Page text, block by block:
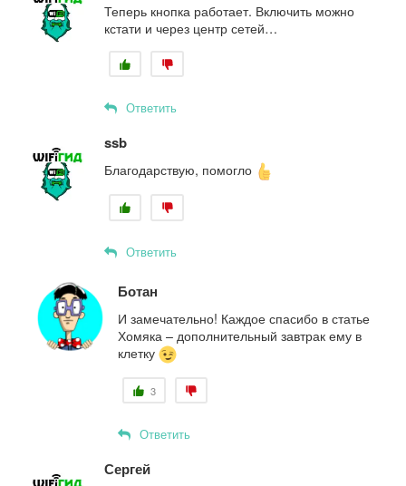
Теперь кнопка работает. Включить можно
кстати и через центр сетей…
Ответить
ssb
Благодарствую, помогло
Ответить
Ботан
И замечательно! Каждое спасибо в статье
Хомяка – дополнительный завтрак ему в
клетку
3
Ответить
Сергей